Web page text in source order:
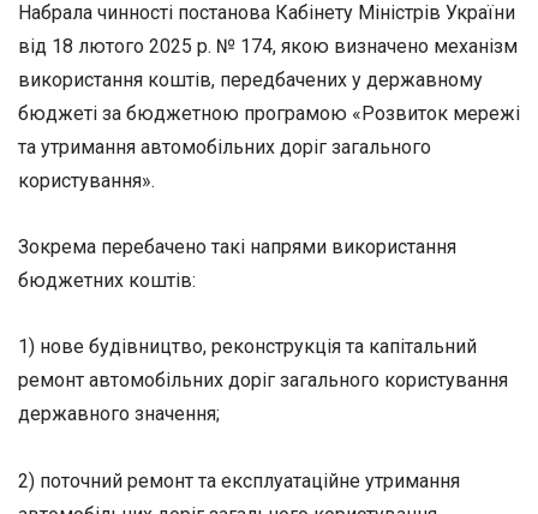
Набрала чинності постанова Кабінету Міністрів України
від 18 лютого 2025 р. № 174, якою визначено механізм
використання коштів, передбачених у державному
бюджеті за бюджетною програмою «Розвиток мережі
та утримання автомобільних доріг загального
користування».
Зокрема перебачено такі напрями використання
бюджетних коштів:
1) нове будівництво, реконструкція та капітальний
ремонт автомобільних доріг загального користування
державного значення;
2) поточний ремонт та експлуатаційне утримання